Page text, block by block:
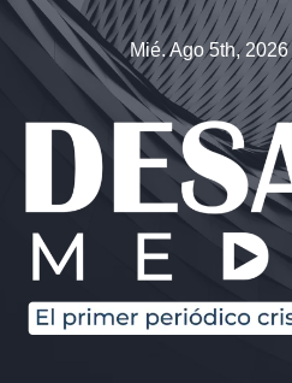
Saltar
contenido
Mié. Ago 5th, 2026